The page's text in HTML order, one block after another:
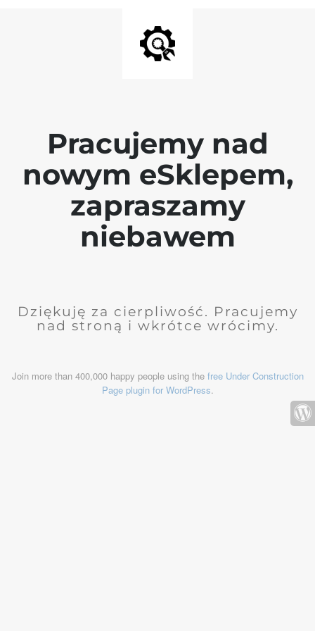
Pracujemy nad
nowym eSklepem,
zapraszamy
niebawem
Dziękuję za cierpliwość. Pracujemy
nad stroną i wkrótce wrócimy.
Join more than 400,000 happy people using the free Under Construction
Page plugin for WordPress.